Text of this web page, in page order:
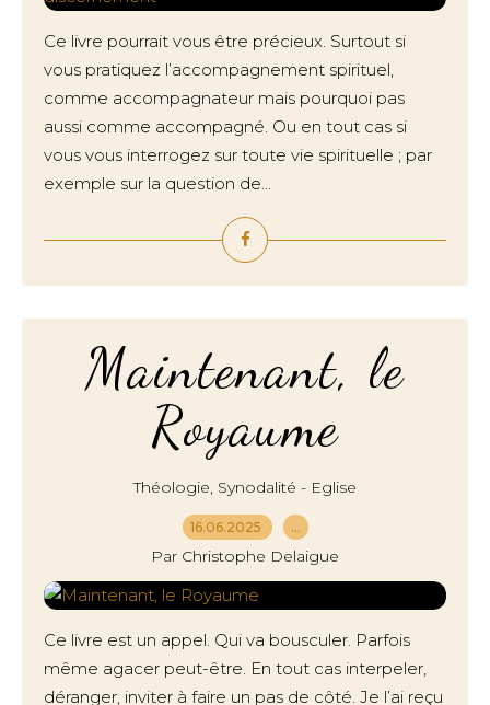
Ce livre pourrait vous être précieux. Surtout si
vous pratiquez l’accompagnement spirituel,
comme accompagnateur mais pourquoi pas
aussi comme accompagné. Ou en tout cas si
vous vous interrogez sur toute vie spirituelle ; par
exemple sur la question de...
Maintenant, le
Royaume
Théologie, Synodalité - Eglise
16.06.2025 …
Par Christophe Delaigue
Ce livre est un appel. Qui va bousculer. Parfois
même agacer peut-être. En tout cas interpeler,
déranger, inviter à faire un pas de côté. Je l’ai reçu